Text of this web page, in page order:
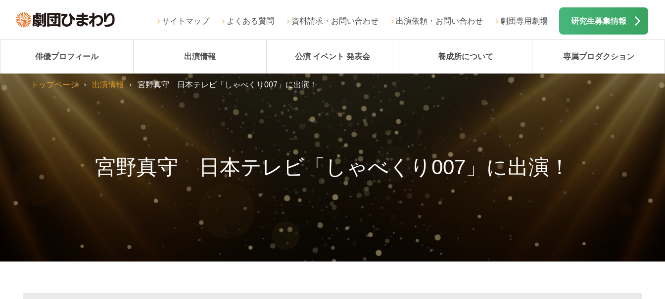
サイトマップ よくある質問 資料請求・お問い合わせ 出演依頼・お問い合わせ 劇団専用劇場 研究生募集情報
俳優プロフィール 出演情報 公演 イベント 発表会 養成所について 専属プロダクション
宮野真守 日本テレビ「しゃべくり007」に出演！
トップページ 出演情報 宮野真守 日本テレビ「しゃべくり007」に出演！